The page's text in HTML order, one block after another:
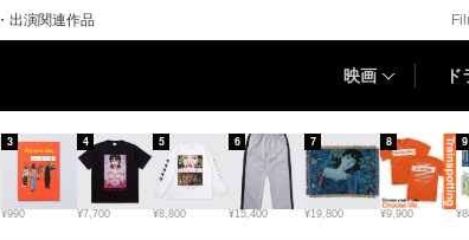
出演関連作品
映画 ド
¥990
3
¥7,700
4
¥8,800
5
¥15,400
6
¥19,800
7
¥9,900
8 9